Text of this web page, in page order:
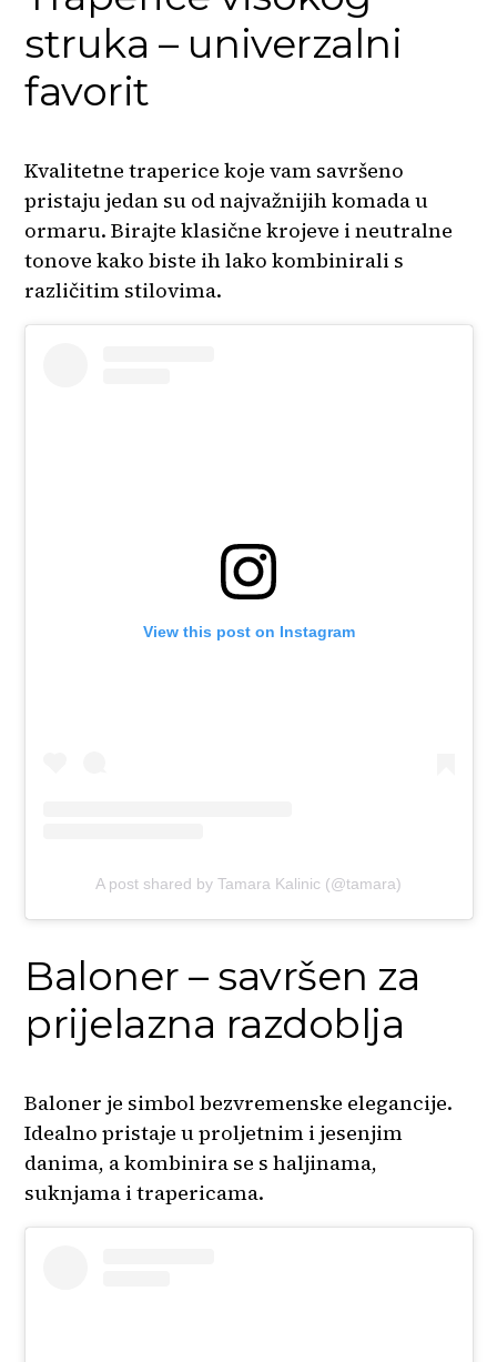
struka – univerzalni
favorit
Kvalitetne traperice koje vam savršeno
pristaju jedan su od najvažnijih komada u
ormaru. Birajte klasične krojeve i neutralne
tonove kako biste ih lako kombinirali s
različitim stilovima.
View this post on Instagram
A post shared by Tamara Kalinic (@tamara)
Baloner – savršen za
prijelazna razdoblja
Baloner je simbol bezvremenske elegancije.
Idealno pristaje u proljetnim i jesenjim
danima, a kombinira se s haljinama,
suknjama i trapericama.